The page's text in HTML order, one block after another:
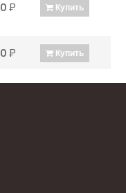
0Р Купить
0Р Купить